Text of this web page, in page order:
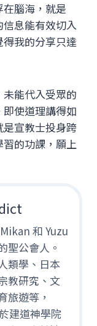
腦海，就是
信息能有效切入
我的分享只達
能代入受眾的
使道理講得如
宣教士投身跨
的功課，願上
和 Yuzu
聖公會人。
類學、日本
教研究、文
旅遊等，
建道神學院